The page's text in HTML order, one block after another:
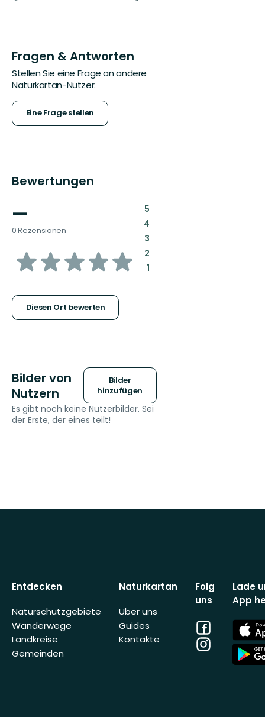
Fragen & Antworten
Stellen Sie eine Frage an andere
Naturkartan-Nutzer.
Eine Frage stellen
Bewertungen
—
0 Rezensionen
von
Sternen
Diesen Ort bewerten
5:
4:
3:
2:
1:
Bilder von
Nutzern
Bilder
hinzufügen
Es gibt noch keine Nutzerbilder. Sei
der Erste, der eines teilt!
Entdecken
Naturschutzgebiete
Wanderwege
Landkreise
Gemeinden
Naturkartan
Über uns
Guides
Kontakte
Folg
uns
Facebook
Instagram
Lade
App
App
Store
App
Store